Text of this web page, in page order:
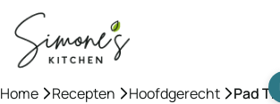
naar
inhoud
Home »Recepten »Hoofdgerecht »Pad